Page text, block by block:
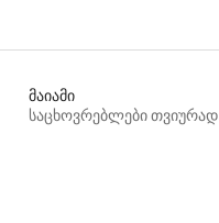
მაიამი
საცხოვრებლები თვიურად